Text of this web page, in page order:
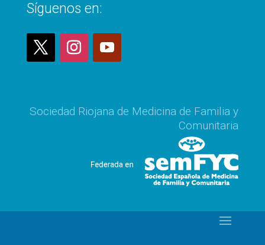
Síguenos en:
Sociedad Riojana de Medicina de Familia y
Comunitaria